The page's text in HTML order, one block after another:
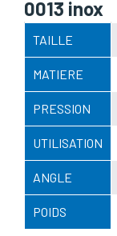
0013 inox
TAILLE
MATIERE
PRESSION
UTILISATION
ANGLE
POIDS